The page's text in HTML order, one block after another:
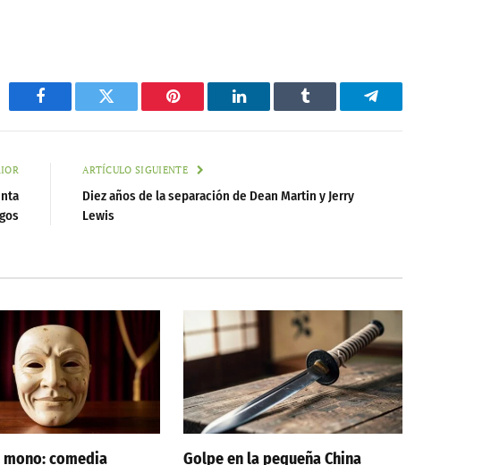
Facebook Twitter Pinterest LinkedIn Tumblr Telegram
ARTÍCULO SIGUIENTE
Diez años de la separación de Dean Martin y Jerry
Lewis
comedia Golpe en la pequeña China